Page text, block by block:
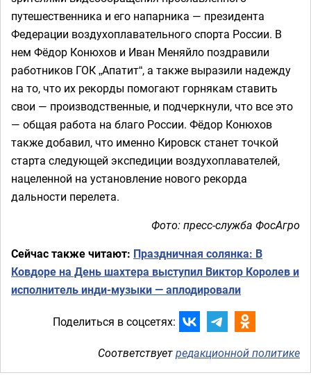
путешественника и его напарника — президента
Федерации воздухоплавательного спорта России. В
нем Фёдор Конюхов и Иван Меняйло поздравили
работников ГОК „Апатит“, а также выразили надежду
на то, что их рекорды помогают горнякам ставить
свои — производственные, и подчеркнули, что все это
— общая работа на благо России. Фёдор Конюхов
также добавил, что именно Кировск станет точкой
старта следующей экспедиции воздухоплавателей,
нацеленной на установление нового рекорда
дальности перелета.
Фото: пресс-служба ФосАгро
Сейчас также читают: Праздничная солянка: В
Ковдоре на День шахтера выступил Виктор Королев и
исполнитель инди-музыки — аплодировали
Поделиться в соцсетях:
Соответствуетредакционной политике